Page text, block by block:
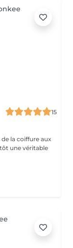
15
la coiffure aux
une véritable